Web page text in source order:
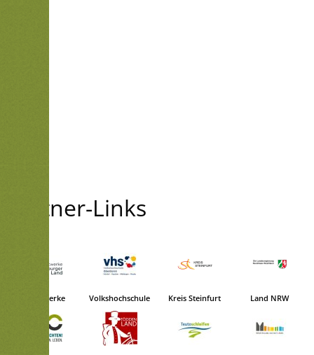
Partner-Links
Stadtwerke Volkshochschule Kreis Steinfurt Land NRW